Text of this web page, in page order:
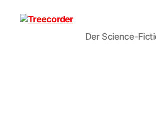
Der Science-